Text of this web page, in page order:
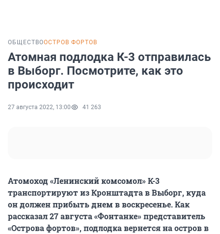
ОБЩЕСТВООСТРОВ ФОРТОВ
Атомная подлодка К-3 отправилась
в Выборг. Посмотрите, как это
происходит
27 августа 2022, 13:00 41 263
Атомоход «Ленинский комсомол» К-3
транспортируют из Кронштадта в Выборг, куда
он должен прибыть днем в воскресенье. Как
рассказал 27 августа «Фонтанке» представитель
«Острова фортов», подлодка вернется на остров в